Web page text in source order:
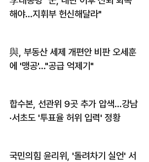
해야…지휘부 헌신해달라"
與, 부동산 세제 개편안 비판 오세훈
에 '맹공'…"공급 억제기"
합수본, 선관위 9곳 추가 압색…강남
·서초도 '투표율 허위 입력' 정황
국민의힘 윤리위, '돌려차기 실언' 서